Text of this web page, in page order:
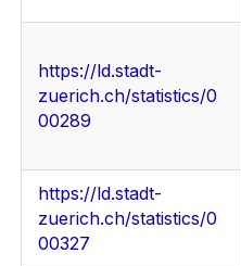
https://ld.stadt-
zuerich.ch/statistics/0
00289
https://ld.stadt-
zuerich.ch/statistics/0
00327